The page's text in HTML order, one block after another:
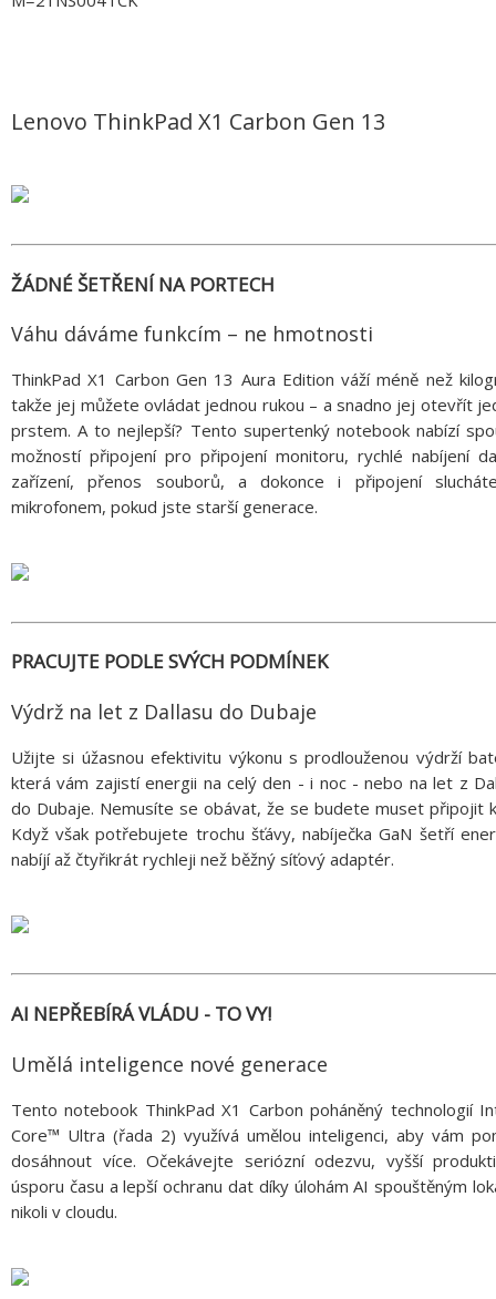
Lenovo ThinkPad X1 Carbon Gen 13
ŽÁDNÉ ŠETŘENÍ NA PORTECH
Váhu dáváme funkcím – ne hmotnosti
ThinkPad X1 Carbon Gen 13 Aura Edition váží méně než
takže jej můžete ovládat jednou rukou – a snadno jej otevřít
prstem. A to nejlepší? Tento supertenký notebook nabízí
možností připojení pro připojení monitoru, rychlé nabíjení
zařízení, přenos souborů, a dokonce i připojení
mikrofonem, pokud jste starší generace.
PRACUJTE PODLE SVÝCH PODMÍNEK
Výdrž na let z Dallasu do Dubaje
Užijte si úžasnou efektivitu výkonu s prodlouženou výdrží
která vám zajistí energii na celý den - i noc - nebo na let z
do Dubaje. Nemusíte se obávat, že se budete muset připojit
Když však potřebujete trochu šťávy, nabíječka GaN šetří
nabíjí až čtyřikrát rychleji než běžný síťový adaptér.
AI NEPŘEBÍRÁ VLÁDU - TO VY!
Umělá inteligence nové generace
Tento notebook ThinkPad X1 Carbon poháněný technologií
Core™ Ultra (řada 2) využívá umělou inteligenci, aby vám
dosáhnout více. Očekávejte seriózní odezvu, vyšší
úsporu času a lepší ochranu dat díky úlohám AI spouštěným
nikoli v cloudu.